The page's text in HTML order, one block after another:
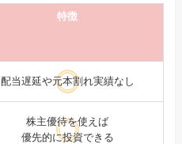
特徴
配当遅延や元本割れ実績なし
株主優待を使えば
優先的に投資できる